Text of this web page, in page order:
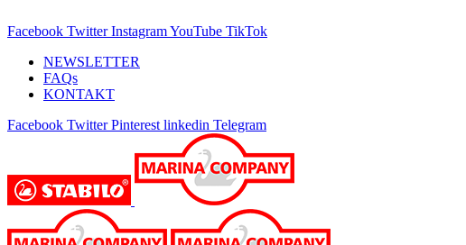
Facebook Twitter InstagramYouTube TikTok
NEWSLETTER
FAQs
KONTAKT
Facebook Twitter Pinterest linkedin Telegram